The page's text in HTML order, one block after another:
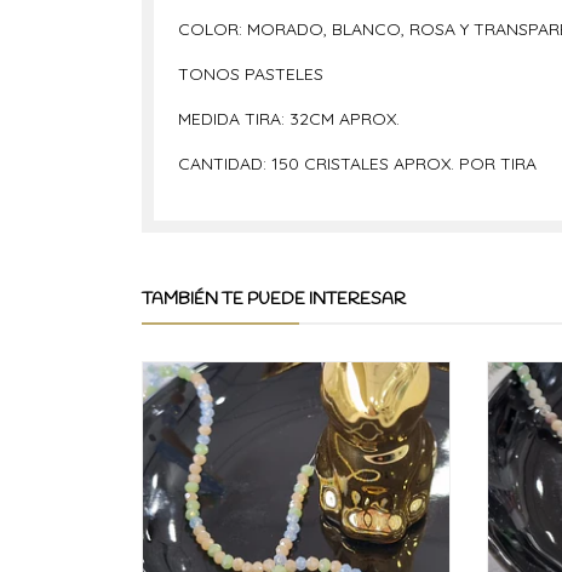
COLOR: MORADO, BLANCO, ROSA Y
TONOS PASTELES
MEDIDA TIRA: 32CM APROX.
CANTIDAD: 150 CRISTALES APROX. POR TIRA
TAMBIÉN TE PUEDE INTERESAR